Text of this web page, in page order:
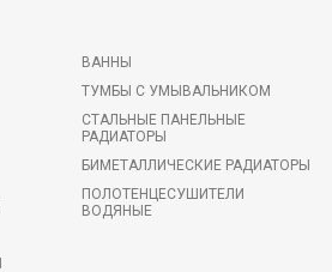
ВАННЫ
ТУМБЫ С УМЫВАЛЬНИКОМ
СТАЛЬНЫЕ ПАНЕЛЬНЫЕ
РАДИАТОРЫ
БИМЕТАЛЛИЧЕСКИЕ РАДИАТОРЫ
ПОЛОТЕНЦЕСУШИТЕЛИ
ВОДЯНЫЕ